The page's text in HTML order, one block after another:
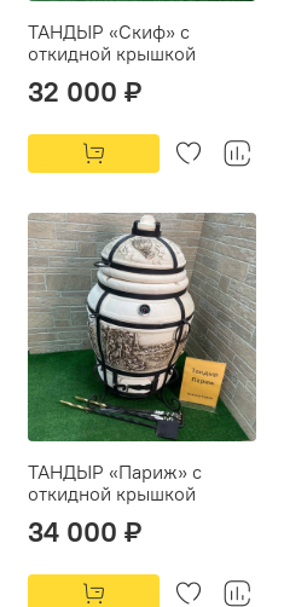
ТАНДЫР «Скиф» с
откидной крышкой
32 000 ₽
ТАНДЫР «Париж» с
откидной крышкой
34 000 ₽